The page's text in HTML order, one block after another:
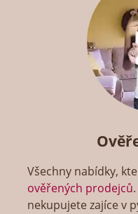
Všechny nabídky,
ověřených prodejců
nekupujete zajíce v